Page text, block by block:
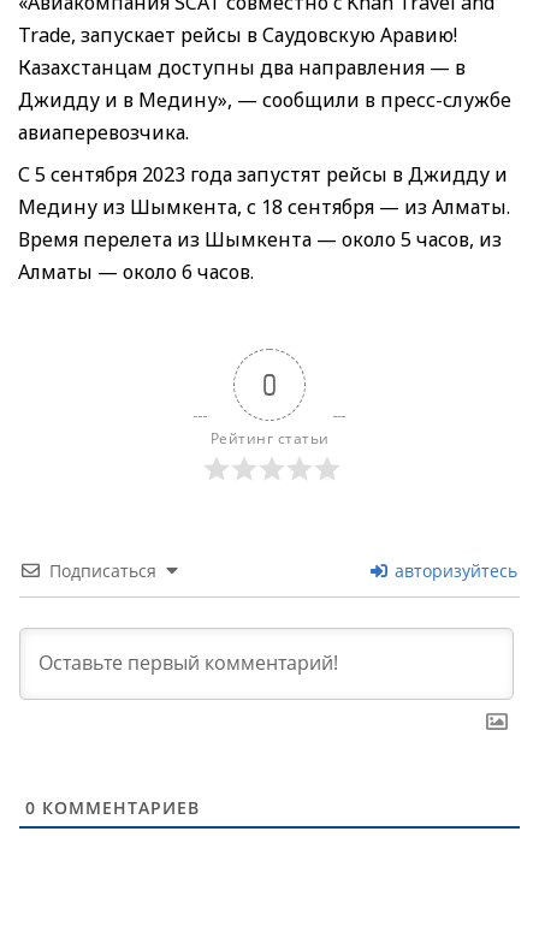
Trade, запускает рейсы в Саудовскую Аравию!
Казахстанцам доступны два направления — в
Джидду и в Медину», — сообщили в пресс-службе
авиаперевозчика.
С 5 сентября 2023 года запустят рейсы в Джидду и
Медину из Шымкента, с 18 сентября — из Алматы.
Время перелета из Шымкента — около 5 часов, из
Алматы — около 6 часов.
0
Рейтинг статьи
Подписаться авторизуйтесь
0 КОММЕНТАРИЕВ